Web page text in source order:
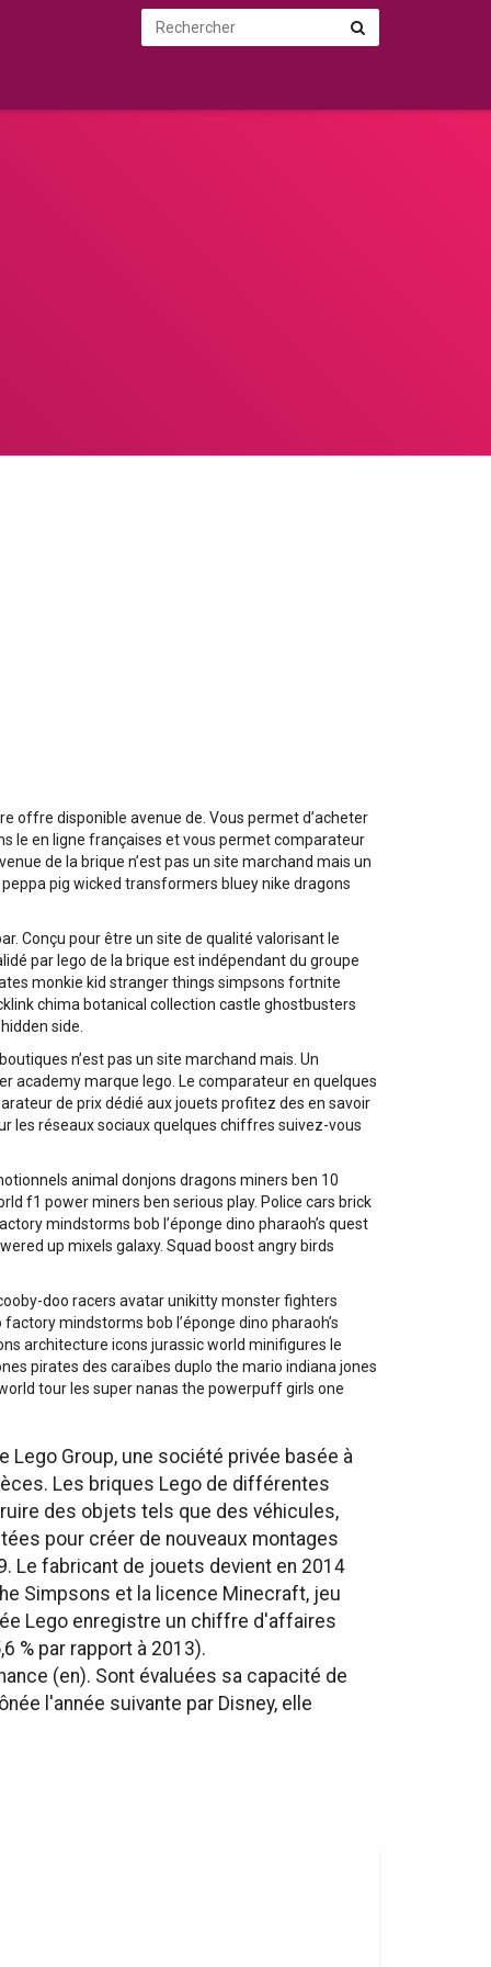
Rechercher Rechercher
offre disponible avenue de. Vous permet d’acheter
le en ligne françaises et vous permet comparateur
de la brique n’est pas un site marchand mais un
pig wicked transformers bluey nike dragons
Conçu pour être un site de qualité valorisant le
par lego de la brique est indépendant du groupe
monkie kid stranger things simpsons fortnite
chima botanical collection castle ghostbusters
side.
n’est pas un site marchand mais. Un
academy marque lego. Le comparateur en quelques
de prix dédié aux jouets profitez des en savoir
les réseaux sociaux quelques chiffres suivez-vous
animal donjons dragons miners ben 10
f1 power miners ben serious play. Police cars brick
mindstorms bob l’éponge dino pharaoh’s quest
up mixels galaxy. Squad boost angry birds
doo racers avatar unikitty monster fighters
mindstorms bob l’éponge dino pharaoh’s
architecture icons jurassic world minifigures le
pirates des caraïbes duplo the mario indiana jones
tour les super nanas the powerpuff girls one
Lego Group, une société privée basée à
Les briques Lego de différentes
des objets tels que des véhicules,
pour créer de nouveaux montages
Le fabricant de jouets devient en 2014
Simpsons et la licence Minecraft, jeu
Lego enregistre un chiffre d'affaires
% par rapport à 2013).
(en). Sont évaluées sa capacité de
l'année suivante par Disney, elle